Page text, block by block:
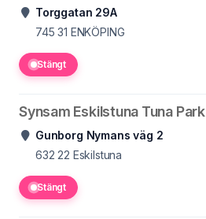
Torggatan 29A
745 31 ENKÖPING
Stängt
Synsam Eskilstuna Tuna Park
Gunborg Nymans väg 2
632 22 Eskilstuna
Stängt